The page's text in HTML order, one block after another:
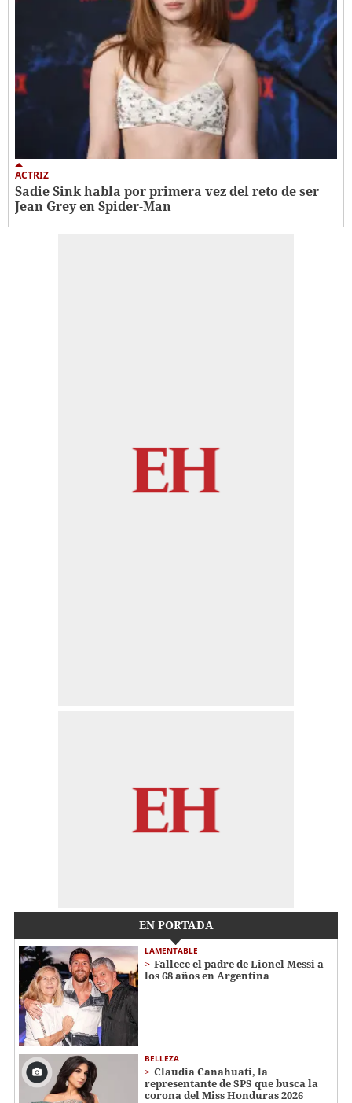
ACTRIZ
Sadie Sink habla por primera vez del reto de ser
Jean Grey en Spider-Man
EN PORTADA
LAMENTABLE
Fallece el padre de Lionel Messi a
los 68 años en Argentina
BELLEZA
Claudia Canahuati, la
representante de SPS que busca la
corona del Miss Honduras 2026